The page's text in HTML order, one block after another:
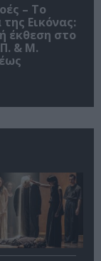
– Το
της Εικόνας:
έκθεση στο
& Μ.